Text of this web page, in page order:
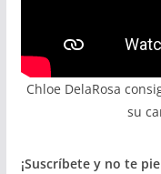
Chloe DelaRosa
su
¡Suscríbete y no te